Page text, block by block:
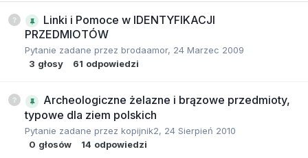
Linki i Pomoce w IDENTYFIKACJI
PRZEDMIOTÓW
Pytanie zadane przez brodaamor, 24 Marzec 2009
3 głosy 61 odpowiedzi
Archeologiczne żelazne i brązowe przedmioty,
typowe dla ziem polskich
Pytanie zadane przez kopijnik2, 24 Sierpień 2010
0 głosów 14 odpowiedzi